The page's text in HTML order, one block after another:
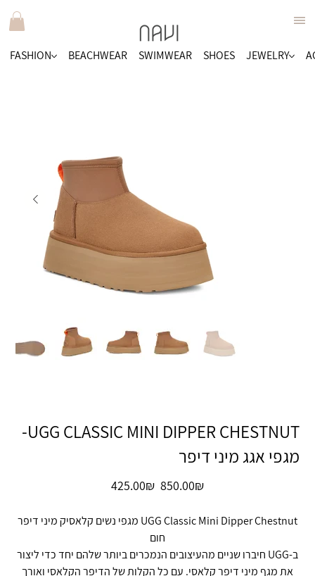
FASHION BEACHWEAR SWIMWEAR SHOES JEWELRY
UGG CLASSIC MINI DIPPER CHESTNUT-
מגפי אגג מיני דיפר
מקורי
‏850.00 ‏₪
מבצע
‏425.00 ‏₪
UGG Classic Mini Dipper Chestnut מגפי נשים קלאסיק מיני דיפר
חום
ב-UGG חיברו שניים מהעיצובים הנמכרים ביותר שלהם יחד כדי ליצור
את מגף מיני דיפר קלאסי. עם כל הקלות של הדיפר הקלאסי ואורך